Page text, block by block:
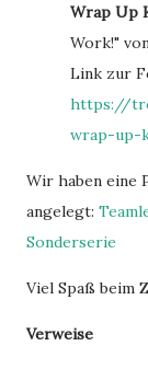
Wrap Up
Work!"
Link zur
https://
wrap-up-
Wir haben eine
angelegt:
Sonderserie
Viel Spaß beim
Verweise